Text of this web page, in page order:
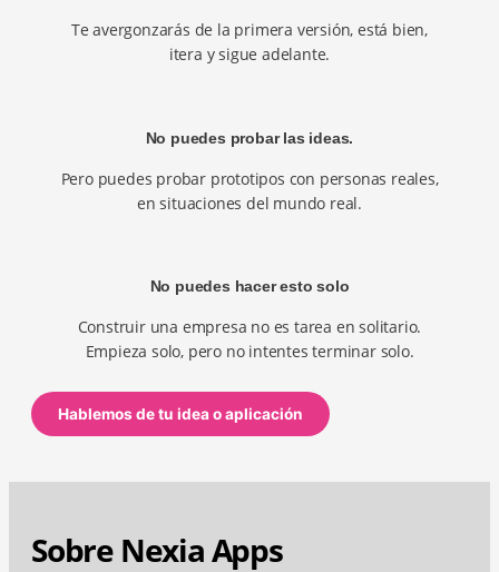
Te avergonzarás de la primera versión, está bien,
itera y sigue adelante.
No puedes probar las ideas.
Pero puedes probar prototipos con personas reales,
en situaciones del mundo real.
No puedes hacer esto solo
Construir una empresa no es tarea en solitario.
Empieza solo, pero no intentes terminar solo.
Hablemos de tu idea o aplicación
Sobre Nexia Apps